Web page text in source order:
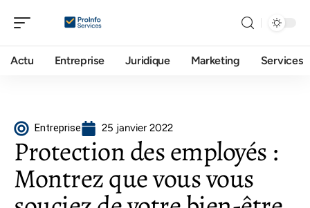
Actu Entreprise Juridique Marketing Services
Entreprise 25 janvier 2022
Protection des employés :
Montrez que vous vous